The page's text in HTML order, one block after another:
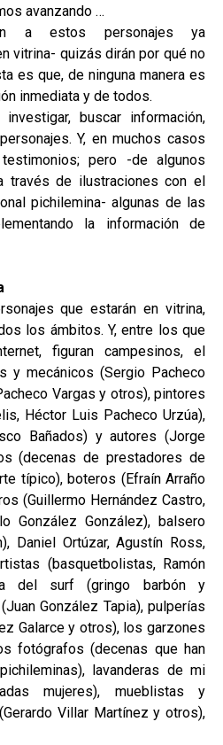
avanzando …
a estos personajes ya
vitrina- quizás dirán por qué no
es que, de ninguna manera es
inmediata y de todos.
buscar información,
Y, en muchos casos
pero -de algunos
través de ilustraciones con el
pichilemina- algunas de las
la información de
que estarán en vitrina,
los ámbitos. Y, entre los que
figuran campesinos, el
y mecánicos (Sergio Pacheco
Vargas y otros), pintores
Héctor Luis Pacheco Urzúa),
Bañados) y autores (Jorge
(decenas de prestadores de
típico), boteros (Efraín Arraño
(Guillermo Hernández Castro,
González González), balsero
Daniel Ortúzar, Agustín Ross,
(basquetbolistas, Ramón
del surf (gringo barbón y
González Tapia), pulperías
Galarce y otros), los garzones
fotógrafos (decenas que han
lavanderas de mi
mujeres), mueblistas y
Villar Martínez y otros),